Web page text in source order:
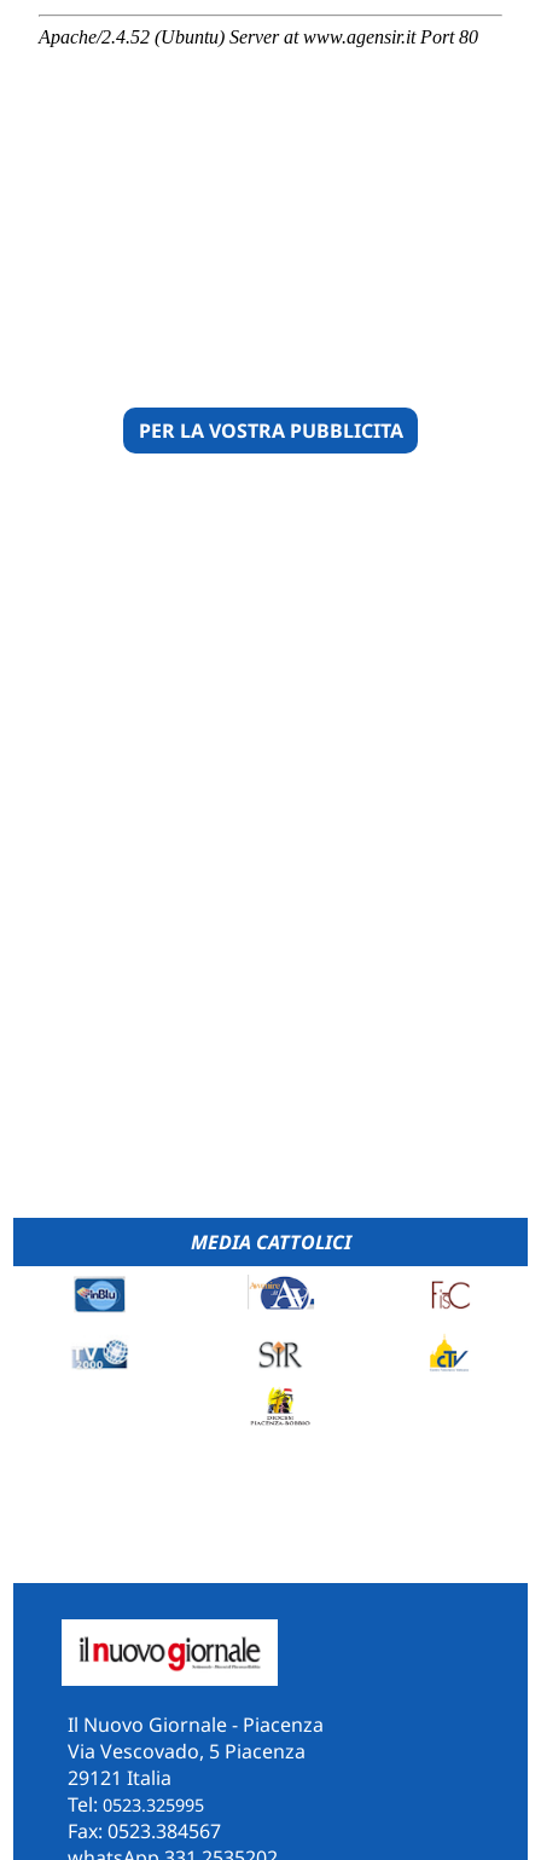
PER LA VOSTRA PUBBLICITA
MEDIA CATTOLICI
Il Nuovo Giornale - Piacenza
Via Vescovado, 5 Piacenza
29121 Italia
Tel: 0523.325995
Fax: 0523.384567